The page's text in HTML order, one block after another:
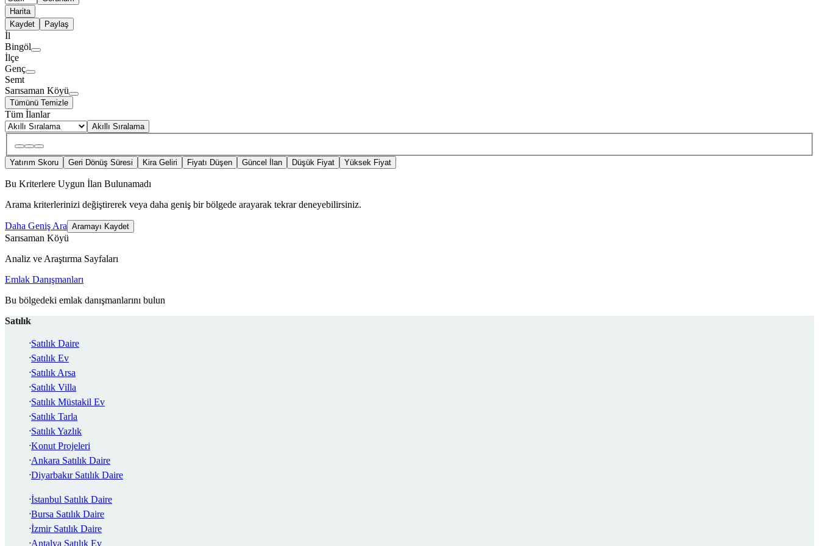
Harita
Kaydet
Paylaş
İl
Bingöl
İlçe
Genç
Semt
Sarısaman Köyü
Tümünü Temizle
Tüm İlanlar
Akıllı Sıralama
Yatırım Skoru Geri Dönüş Süresi Kira Geliri Fiyatı Düşen Güncel İlan Düşük Fiyat Yüksek Fiyat
Bu Kriterlere Uygun İlan Bulunamadı
Arama kriterlerinizi değiştirerek veya daha geniş bir bölgede arayarak tekrar deneyebilirsiniz.
Daha Geniş Ara Aramayı Kaydet
Sarısaman Köyü
Analiz ve Araştırma Sayfaları
Emlak Danışmanları
Bu bölgedeki emlak danışmanlarını bulun
Satılık
Satılık Daire
Satılık Ev
Satılık Arsa
Satılık Villa
Satılık Müstakil Ev
Satılık Tarla
Satılık Yazlık
Konut Projeleri
Ankara Satılık Daire
Diyarbakır Satılık Daire
İstanbul Satılık Daire
Bursa Satılık Daire
İzmir Satılık Daire
Antalya Satılık Ev